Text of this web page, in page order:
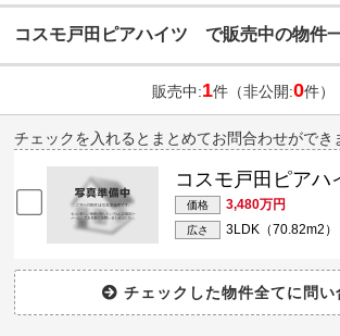
コスモ戸田ピアハイツ で販売中の物件
販売中:1件（非公開:0件）
チェックを入れるとまとめてお問合わせができ
コスモ戸田ピア
価格 3,480万円
広さ 3LDK（70.82m2 ）